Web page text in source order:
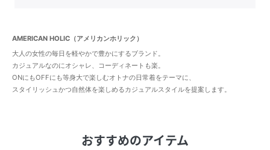
AMERICAN HOLIC（アメリカンホリック）
大人の女性の毎日を軽やかで豊かにするブランド。
カジュアルなのにオシャレ、コーディネートも楽。
ONにもOFFにも等身大で楽しむオトナの日常着をテーマに、
スタイリッシュかつ自然体を楽しめるカジュアルスタイルを提案します。
おすすめのアイテム